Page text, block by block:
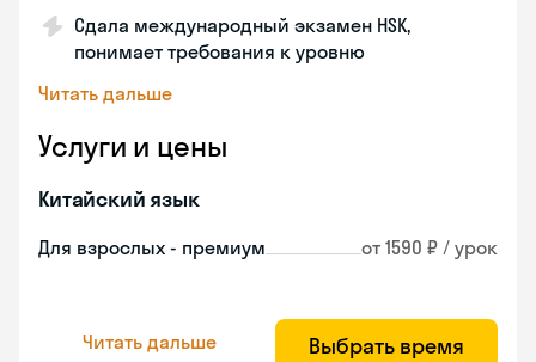
Сдала международный экзамен HSK,
понимает требования к уровню
Читать дальше
Услуги и цены
Китайский язык
Для взрослых - премиум от 1590 ₽ / урок
Читать дальше Выбрать время